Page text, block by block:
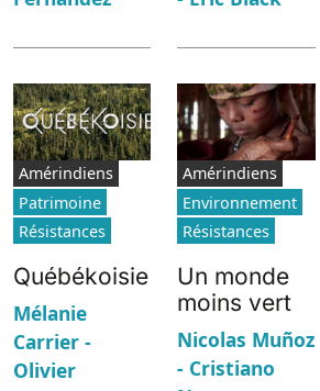
Amérindiens
Patrimoine
Résistances
Québékoisie
Mélanie
Carrier -
Olivier
Amérindiens
Environnement
Résistances
Un monde
moins vert
Nicolas Muñoz
- Cristiano